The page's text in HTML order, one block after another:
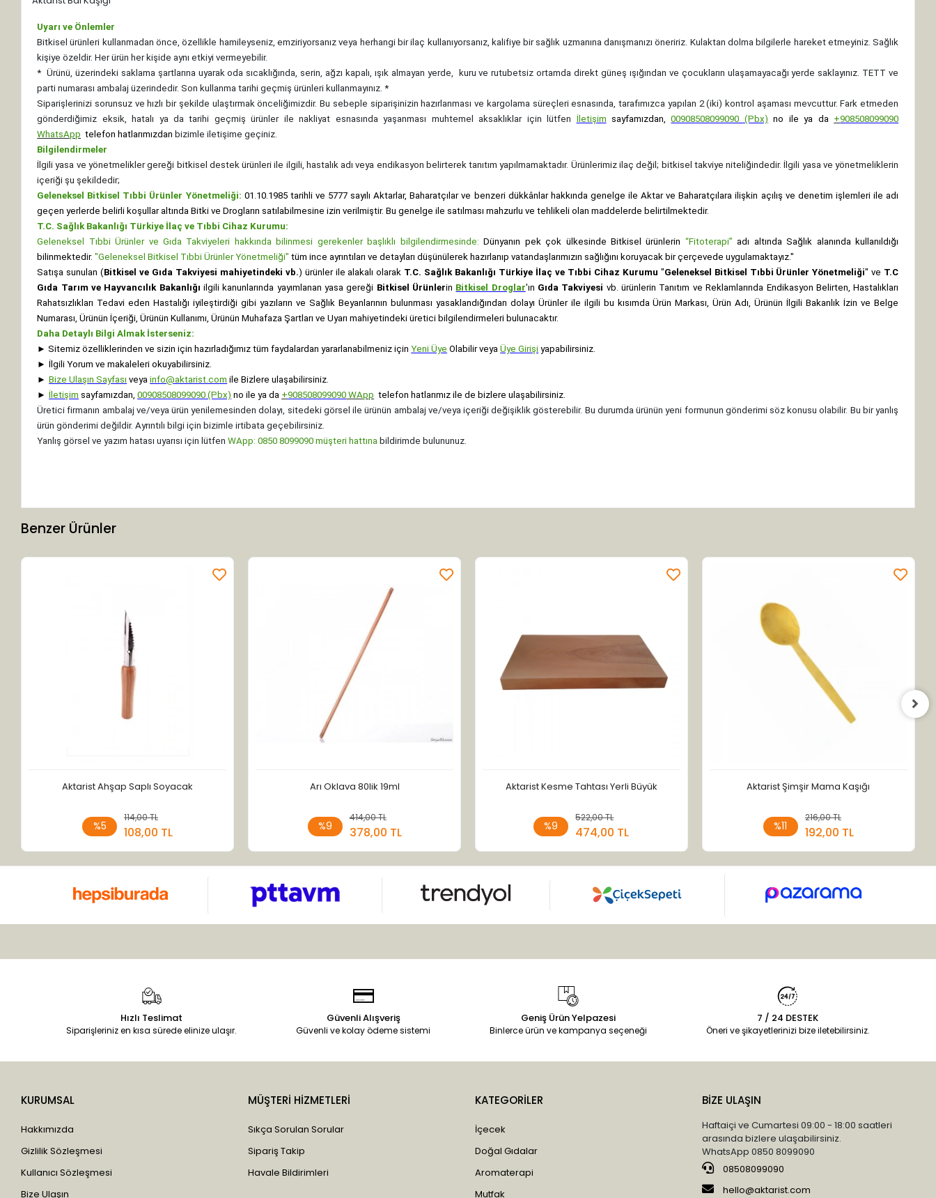
Uyarı ve Önlemler
Bitkisel ürünleri kullanmadan önce, özellikle hamileyseniz, emziriyorsanız veya herhangi bir ilaç kullanıyorsanız, kalifiye bir sağlık uzmanına danışmanızı öneririz. Kulaktan dolma bilgilerle hareket etmeyiniz. Sağlık
kişiye özeldir. Her ürün her kişide aynı etkiyi vermeyebilir.
* Ürünü, üzerindeki saklama şartlarına uyarak oda sıcaklığında, serin, ağzı kapalı, ışık almayan yerde, kuru ve rutubetsiz ortamda direkt güneş ışığından ve çocukların ulaşamayacağı yerde saklayınız. TETT ve
parti numarası ambalaj üzerindedir. Son kullanma tarihi geçmiş ürünleri kullanmayınız. *
Siparişlerinizi sorunsuz ve hızlı bir şekilde ulaştırmak önceliğimizdir. Bu sebeple siparişinizin hazırlanması ve kargolama süreçleri esnasında, tarafımızca yapılan 2 (iki) kontrol aşaması mevcuttur. Fark etmeden
gönderdiğimiz eksik, hatalı ya da tarihi geçmiş ürünler ile nakliyat esnasında yaşanması muhtemel aksaklıklar için lütfen İletişim sayfamızdan,00908508099090 (Pbx) no ile ya da +908508099090
WhatsApp telefon hatlarımızdan bizimle iletişime geçiniz.
Bilgilendirmeler
İlgili yasa ve yönetmelikler gereği bitkisel destek ürünleri ile ilgili, hastalık adı veya endikasyon belirterek tanıtım yapılmamaktadır. Ürünlerimiz ilaç değil; bitkisel takviye niteliğindedir. İlgili yasa ve yönetmeliklerin
içeriği şu şekildedir;
Geleneksel Bitkisel Tıbbi Ürünler Yönetmeliği: 01.10.1985 tarihli ve 5777 sayılı Aktarlar, Baharatçılar ve benzeri dükkânlar hakkında genelge ile Aktar ve Baharatçılara ilişkin açılış ve denetim işlemleri ile adı
geçen yerlerde belirli koşullar altında Bitki ve Drogların satılabilmesine izin verilmiştir. Bu genelge ile satılması mahzurlu ve tehlikeli olan maddelerde belirtilmektedir.
T.C. Sağlık Bakanlığı Türkiye İlaç ve Tıbbi Cihaz Kurumu:
Geleneksel Tıbbi Ürünler ve Gıda Takviyeleri hakkında bilinmesi gerekenler başlıklı bilgilendirmesinde: Dünyanın pek çok ülkesinde Bitkisel ürünlerin “Fitoterapi” adı altında Sağlık alanında kullanıldığı
bilinmektedir."Geleneksel Bitkisel Tıbbi Ürünler Yönetmeliği" tüm ince ayrıntıları ve detayları düşünülerek hazırlanıp vatandaşlarımızın sağlığını koruyacak bir çerçevede uygulamaktayız."
Satışa sunulan (Bitkisel ve Gıda Takviyesi mahiyetindeki vb.) ürünler ile alakalı olarak T.C. Sağlık Bakanlığı Türkiye İlaç ve Tıbbi Cihaz Kurumu "Geleneksel Bitkisel Tıbbi Ürünler Yönetmeliği" ve T.C
Gıda Tarım ve Hayvancılık Bakanlığı ilgili kanunlarında yayımlanan yasa gereği Bitkisel Ürünlerin Bitkisel Droglar'ın Gıda Takviyesi vb. ürünlerin Tanıtım ve Reklamlarında Endikasyon Belirten, Hastalıkları
Rahatsızlıkları Tedavi eden Hastalığı iyileştirdiği gibi yazıların ve Sağlık Beyanlarının bulunması yasaklandığından dolayı Ürünler ile ilgili bu kısımda Ürün Markası, Ürün Adı, Ürünün İlgili Bakanlık İzin ve Belge
Numarası, Ürünün İçeriği, Ürünün Kullanımı, Ürünün Muhafaza Şartları ve Uyarı mahiyetindeki üretici bilgilendirmeleri bulunacaktır.
Daha Detaylı Bilgi Almak İsterseniz:
► Sitemiz özelliklerinden ve sizin için hazırladığımız tüm faydalardan yararlanabilmeniz içinYeni Üye Olabilir veyaÜye Girişi yapabilirsiniz.
► İlgili Yorum ve makaleleri okuyabilirsiniz.
► Bize Ulaşın Sayfası veya info@aktarist.com ile Bizlere ulaşabilirsiniz.
► İletişim sayfamızdan,00908508099090 (Pbx) no ile ya da +908508099090 WApp telefon hatlarımız ile de bizlere ulaşabilirsiniz.
Üretici firmanın ambalaj ve/veya ürün yenilemesinden dolayı, sitedeki görsel ile ürünün ambalaj ve/veya içeriği değişiklik gösterebilir. Bu durumda ürünün yeni formunun gönderimi söz konusu olabilir. Bu bir yanlış
ürün gönderimi değildir. Ayrıntılı bilgi için bizimle irtibata geçebilirsiniz.
Yanlış görsel ve yazım hatası uyarısı için lütfenWApp: 0850 8099090 müşteri hattına bildirimde bulununuz.
Benzer Ürünler
Aktarist Ahşap Saplı Soyacak
%5
114,00 TL
108,00 TL
Sepete Ekle
Arı Oklava 80lik 19ml
%9
414,00 TL
378,00 TL
Sepete Ekle
Aktarist Kesme Tahtası Yerli Büyük
%9
522,00 TL
474,00 TL
Sepete Ekle
Aktarist Şimşir Mama Kaşığı
%11
216,00 TL
192,00 TL
Sepete Ekle
Hızlı Teslimat
Siparişleriniz en kısa sürede elinize ulaşır.
Güvenli Alışveriş
Güvenli ve kolay ödeme sistemi
Geniş Ürün Yelpazesi
Binlerce ürün ve kampanya seçeneği
7 / 24 DESTEK
Öneri ve şikayetlerinizi bize iletebilirsiniz.
KURUMSAL
Hakkımızda
Gizlilik Sözleşmesi
Kullanıcı Sözleşmesi
Bize Ulaşın
MÜŞTERİ HİZMETLERİ
Sıkça Sorulan Sorular
Sipariş Takip
Havale Bildirimleri
KATEGORİLER
İçecek
Doğal Gıdalar
Aromaterapi
Mutfak
BİZE ULAŞIN
Haftaiçi ve Cumartesi 09:00 - 18:00 saatleri
arasında bizlere ulaşabilirsiniz.
WhatsApp 0850 8099090
08508099090
hello@aktarist.com